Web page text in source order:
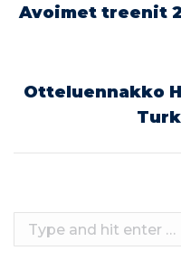
Avoimet treenit
Otteluennakko
Search: